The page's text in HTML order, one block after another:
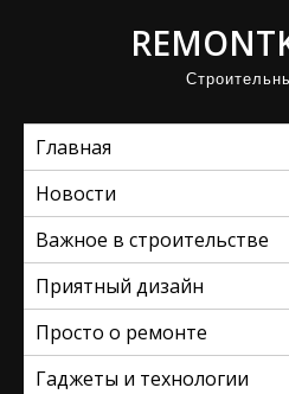
Главная
Новости
Важное в строительстве
Приятный дизайн
Просто о ремонте
Гаджеты и технологии